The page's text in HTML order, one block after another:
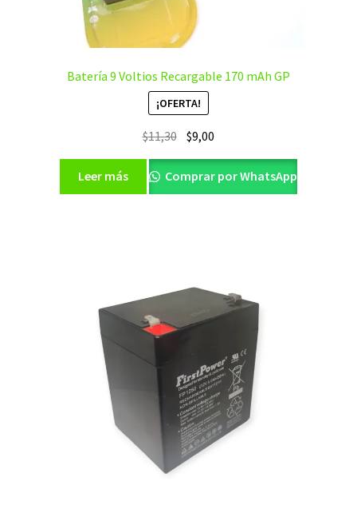
Batería 9 Voltios Recargable 170 mAh GP
¡OFERTA!
$11,30 El
original
era:
$9,00
actual
es:
Leer más Comprar por WhatsApp